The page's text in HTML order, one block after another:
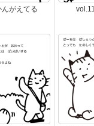
がえてる